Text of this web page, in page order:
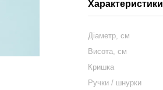
Характеристики
Діаметр, см
Висота, см
Кришка
Ручки / шнурки